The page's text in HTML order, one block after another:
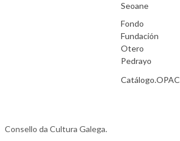
Seoane
Fondo
Fundación
Otero
Pedrayo
Catálogo.OPAC
Consello da Cultura Galega.